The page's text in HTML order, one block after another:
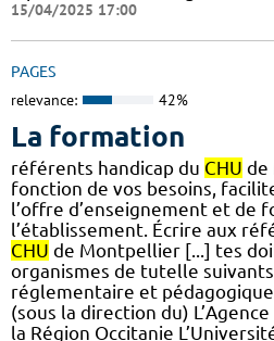
15/04/2025 17:00
PAGES
relevance: 42%
La formation
référents handicap du CHU de
fonction de vos besoins,
l’offre d’enseignement et de
l’établissement. Écrire aux
CHU de Montpellier [...] tes
organismes de tutelle
réglementaire et
(sous la direction du)
la Région Occitanie